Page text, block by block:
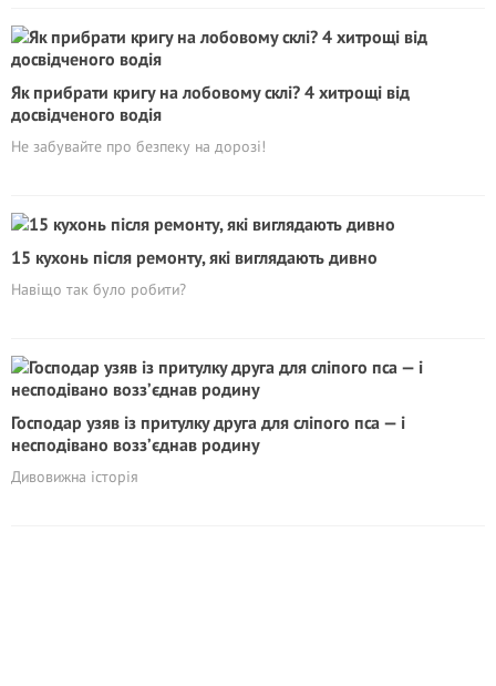
Як прибрати кригу на лобовому склі? 4 хитрощі від
досвідченого водія
Не забувайте про безпеку на дорозі!
15 кухонь після ремонту, які виглядають дивно
Навіщо так було робити?
Господар узяв із притулку друга для сліпого пса — і
несподівано возз’єднав родину
Дивовижна історія